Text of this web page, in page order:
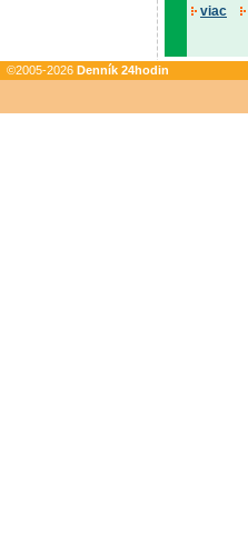
viac
©2005-2026 Denník 24hodin